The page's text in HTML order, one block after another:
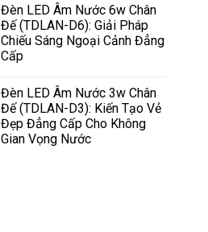
Đèn LED Âm Nước 6w Chân
Đế (TDLAN-D6): Giải Pháp
Chiếu Sáng Ngoại Cảnh Đẳng
Cấp
Đèn LED Âm Nước 3w Chân
Đế (TDLAN-D3): Kiến Tạo Vẻ
Đẹp Đẳng Cấp Cho Không
Gian Vọng Nước